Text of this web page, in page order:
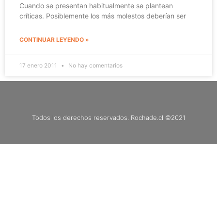
Cuando se presentan habitualmente se plantean
críticas. Posiblemente los más molestos deberían ser
CONTINUAR LEYENDO »
17 enero 2011 No hay comentarios
Todos los derechos reservados. Rochade.cl ©2021